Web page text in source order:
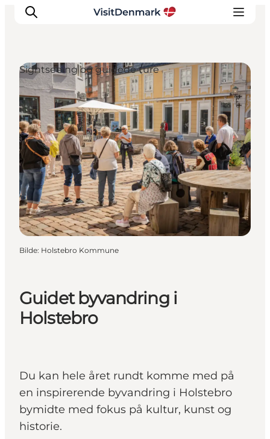
Inspirasjon
Reisemål
Aktiviteter
Overnatting
Planlegg reisen
Guidet byvandring i
Holstebro
Du kan hele året rundt komme med på
en inspirerende byvandring i Holstebro
bymidte med fokus på kultur, kunst og
historie.
Sightseeing og guidede ture
Bilde: Holstebro Kommune